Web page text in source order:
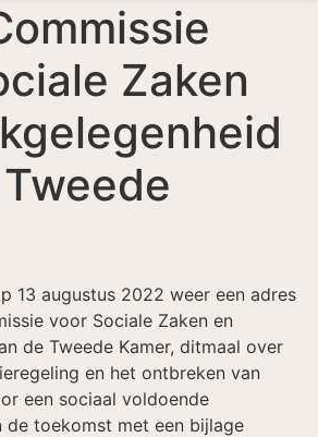
Zaken
13 augustus 2022 weer een adres
voor Sociale Zaken en
de Tweede Kamer, ditmaal over
en het ontbreken van
een sociaal voldoende
de toekomst met een bijlage